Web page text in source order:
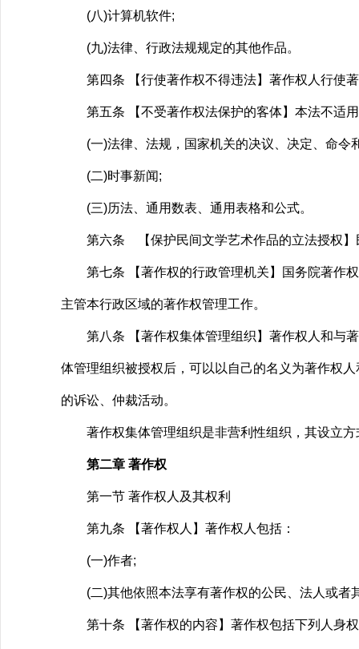
(八)计算机软件;
(九)法律、行政法规规定的其他作品。
第四条 【行使著作权不得违法】著作权人行使著
第五条 【不受著作权法保护的客体】本法不适
(一)法律、法规，国家机关的决议、决定、命令
(二)时事新闻;
(三)历法、通用数表、通用表格和公式。
第六条 【保护民间文学艺术作品的立法授权】
第七条 【著作权的行政管理机关】国务院著作权
主管本行政区域的著作权管理工作。
第八条 【著作权集体管理组织】著作权人和与著
体管理组织被授权后，可以以自己的名义为著作权
的诉讼、仲裁活动。
著作权集体管理组织是非营利性组织，其设立方
第二章 著作权
第一节 著作权人及其权利
第九条 【著作权人】著作权人包括：
(一)作者;
(二)其他依照本法享有著作权的公民、法人或者
第十条 【著作权的内容】著作权包括下列人身